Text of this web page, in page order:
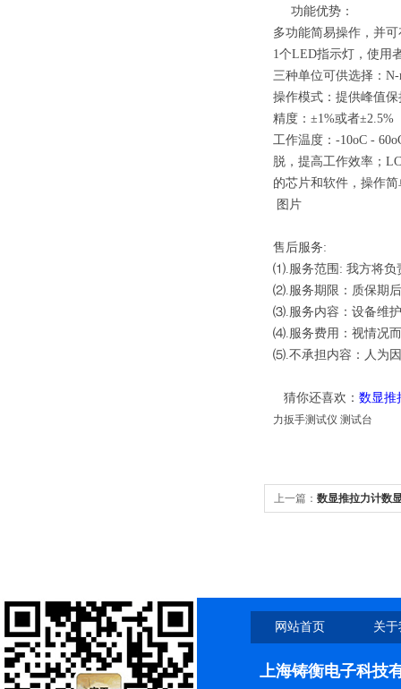
功能优势：
多功能简易操作，并
1个LED指示灯，使用
三种单位可供选择：
操作模式：提供峰值
精度：±1%或者±2.5%
工作温度：-10oC -
脱，提高工作效率；
的芯片和软件，操作
图片
售后服务:
⑴.服务范围: 我方将负
⑵.服务期限：质保期
⑶.服务内容：设备维
⑷.服务费用：视情况
⑸.不承担内容：人为
猜你还喜欢： 数显推
力扳手测试仪 测试台
上一篇： 数显推拉力计数
网站首页 关
上海铸衡电子科技